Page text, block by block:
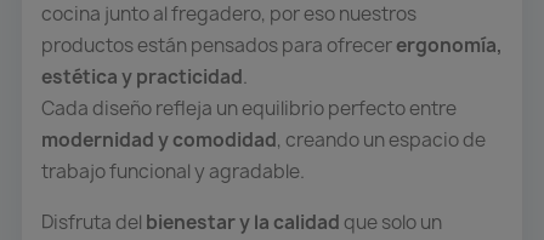
cocina junto al fregadero, por eso nuestros
productos están pensados para ofrecerergonomía,
estética y practicidad.
Cada diseño refleja un equilibrio perfecto entre
modernidad y comodidad, creando un espacio de
trabajo funcional y agradable.
Disfruta del bienestar y la calidad que solo un